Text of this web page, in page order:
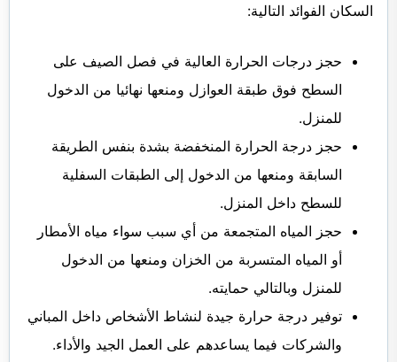
السكان الفوائد التالية:
حجز درجات الحرارة العالية في فصل الصيف على
السطح فوق طبقة العوازل ومنعها نهائيا من الدخول
للمنزل.
حجز درجة الحرارة المنخفضة بشدة بنفس الطريقة
السابقة ومنعها من الدخول إلى الطبقات السفلية
للسطح داخل المنزل.
حجز المياه المتجمعة من أي سبب سواء مياه الأمطار
أو المياه المتسربة من الخزان ومنعها من الدخول
للمنزل وبالتالي حمايته.
توفير درجة حرارة جيدة لنشاط الأشخاص داخل المباني
والشركات فيما يساعدهم على العمل الجيد والأداء.